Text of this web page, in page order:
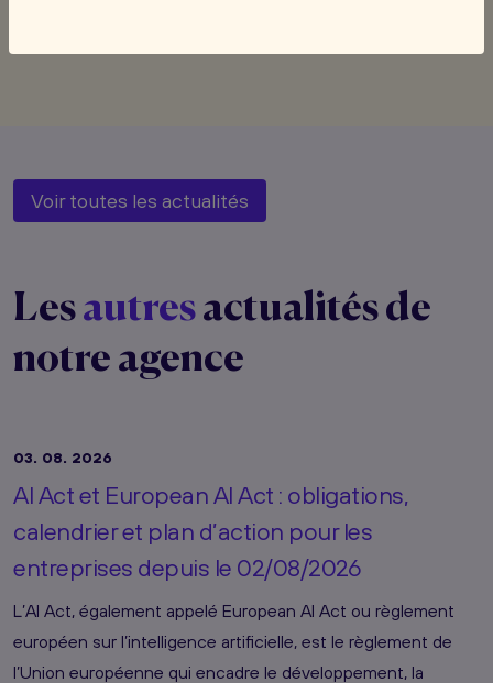
Voir toutes les actualités
Lesautresactualités de
notre agence
03. 08. 2026
AI Act et European AI Act : obligations,
calendrier et plan d’action pour les
entreprises depuis le 02/08/2026
L’AI Act, également appelé European AI Act ou règlement
européen sur l’intelligence artificielle, est le règlement de
l’Union européenne qui encadre le développement, la